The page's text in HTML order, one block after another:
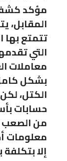
مؤكد كشف
المقابل،
تتمتع
التي
معاملات
بشكل
الكتل،
حسابات
من الصعب
معلومات
إلا